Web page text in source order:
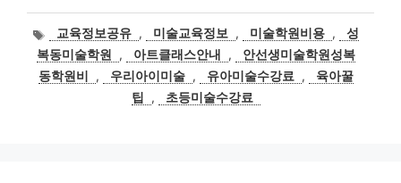
태
그
교육정보공유 , 미술교육정보 , 미술학원비용 ,
성
복동미술학원
, 아트클래스안내 ,
안선생미술학원성복
동학원비
, 우리아이미술 , 유아미술수강료 ,
육아꿀
팁
, 초등미술수강료